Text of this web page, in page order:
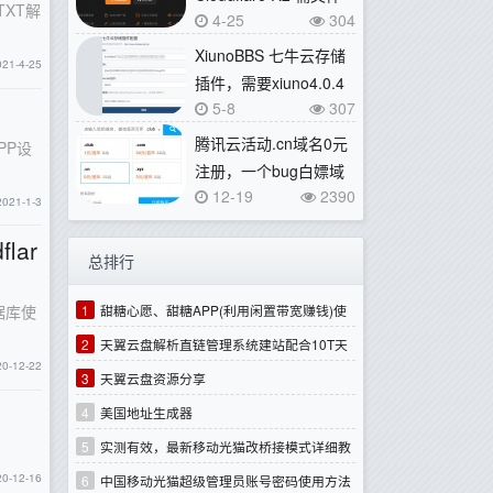
解
4-25
设
1-3
库使
12-22
12-16
管理器，一切
4-25
304
XiunoBBS 七牛云存储
插件，需要xiuno4.0.4
版本5-8
307
腾讯云活动.cn域名0元
注册，一个bug白嫖域
名 12-19 2390
总排行
1
甜糖心愿、甜糖APP(利用闲置带宽赚钱)使
用体验记录
2
天翼云盘解析直链管理系统建站配合10T天
翼云盘使用
3
天翼云盘资源分享
4
美国地址生成器
5
实测有效，最新移动光猫改桥接模式详细教
程（按钮灰色不能修改，参数错误不能保存等问
6 中国移动光猫超级管理员账号密码使用方法